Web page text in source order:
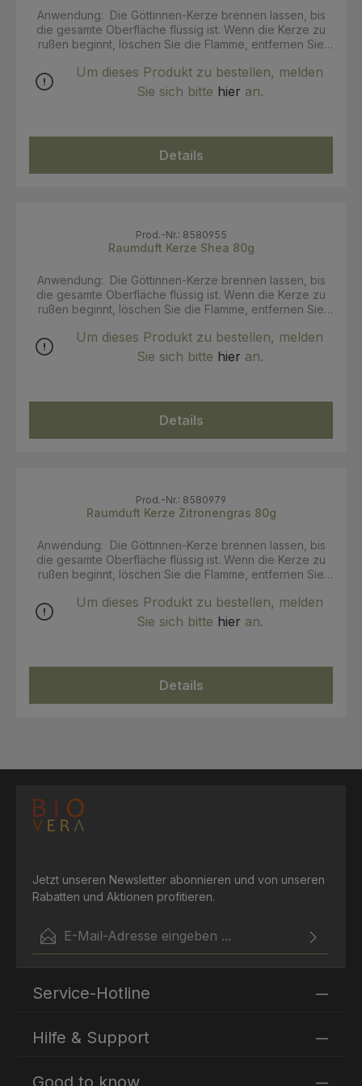
Anwendung: Die Göttinnen-Kerze brennen lassen, bis
die gesamte Oberfläche flüssig ist. Wenn die Kerze zu
rußen beginnt, löschen Sie die Flamme, entfernen Sie
Dochtschneider und zünden Sie die Kerze erneut an.
schokoladiger, entspannender Duft vegan lange
Um dieses Produkt zu bestellen, melden
Sie sich bitte hier an.
Details
Prod.-Nr.: 8580955
Raumduft Kerze Shea 80g
Anwendung: Die Göttinnen-Kerze brennen lassen, bis
die gesamte Oberfläche flüssig ist. Wenn die Kerze zu
rußen beginnt, löschen Sie die Flamme, entfernen Sie
Dochtschneider und zünden Sie die Kerze erneut an.
entspannender Duft vegan lange Brenndauer
Um dieses Produkt zu bestellen, melden
Sie sich bitte hier an.
Details
Prod.-Nr.: 8580979
Raumduft Kerze Zitronengras 80g
Anwendung: Die Göttinnen-Kerze brennen lassen, bis
die gesamte Oberfläche flüssig ist. Wenn die Kerze zu
rußen beginnt, löschen Sie die Flamme, entfernen Sie
Dochtschneider und zünden Sie die Kerze erneut an.
zitroniger und frischer Duft vegan lange Brenndauer
Um dieses Produkt zu bestellen, melden
Sie sich bitte hier an.
Details
Jetzt unseren Newsletter abonnieren und von unseren
Rabatten und Aktionen profitieren.
E-Mail-Adresse*
einverstanden.
Pflichtfelder.
Service-Hotline
Hilfe & Support
Good to know